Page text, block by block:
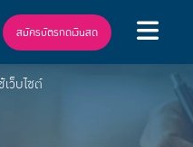
สมัครบัตรกดเงินสด
ว็บไซต์